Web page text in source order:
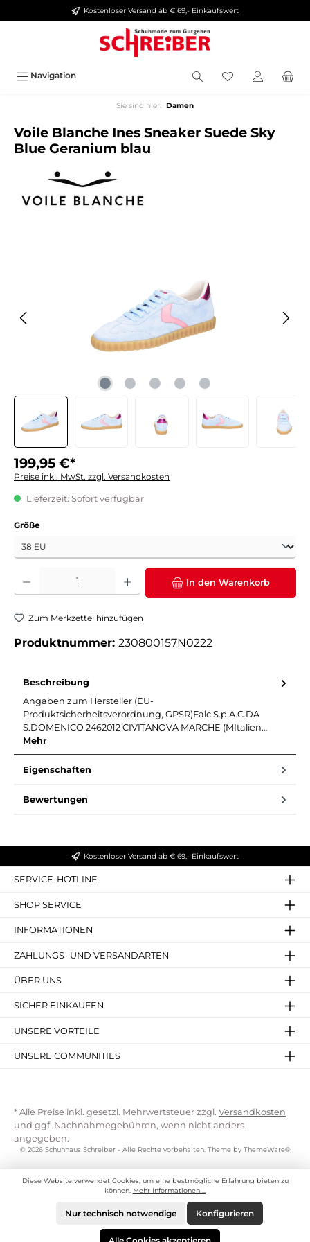
springen Kostenloser Versand ab € 69,- Einkaufswert
Navigation
Sie sind hier: Damen
Voile Blanche Ines Sneaker Suede Sky
Blue Geranium blau
199,95 €*
Preise inkl. MwSt. zzgl. Versandkosten
Lieferzeit: Sofort verfügbar
Größeauswählen
Produkt Anzahl: Gib den gewünschten Wert ein oder benutze die Schaltflächen um
In den Warenkorb
Zum Merkzettel hinzufügen
Produktnummer: 230800157N0222
Beschreibung
Angaben zum Hersteller (EU-
Produktsicherheitsverordnung, GPSR)Falc S.p.A.C.DA
S.DOMENICO 2462012 CIVITANOVA MARCHE (MItalien…
Mehr
Eigenschaften
Bewertungen
Kostenloser Versand ab € 69,- Einkaufswert
SERVICE-HOTLINE
SHOP SERVICE
INFORMATIONEN
ZAHLUNGS- UND VERSANDARTEN
ÜBER UNS
SICHER EINKAUFEN
UNSERE VORTEILE
UNSERE COMMUNITIES
* Alle Preise inkl. gesetzl. Mehrwertsteuer zzgl. Versandkosten
und ggf. Nachnahmegebühren, wenn nicht anders
angegeben.
© 2026 Schuhhaus Schreiber - Alle Rechte vorbehalten. Theme by ThemeWare®
Diese Website verwendet Cookies, um eine bestmögliche Erfahrung bieten zu
können. Mehr Informationen ...
Nur technisch notwendige Konfigurieren